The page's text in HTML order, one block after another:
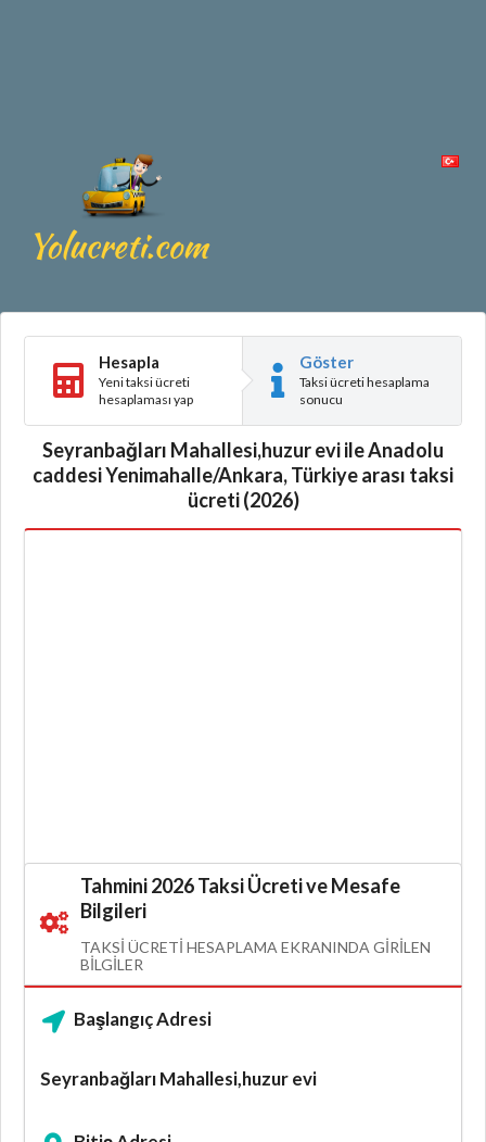
Hesapla
Yeni taksi ücreti
hesaplaması yap
Göster
Taksi ücreti hesaplama
sonucu
Seyranbağları Mahallesi,huzur evi ile Anadolu
caddesi Yenimahalle/Ankara, Türkiye arası taksi
ücreti (2026)
Tahmini 2026 Taksi Ücreti ve Mesafe
Bilgileri
TAKSI ÜCRETI HESAPLAMA EKRANINDA GIRILEN
BILGILER
Başlangıç Adresi
Seyranbağları Mahallesi,huzur evi